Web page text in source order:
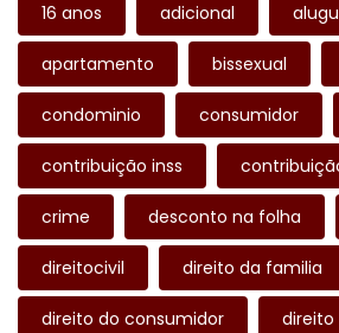
16 anos adicional
apartamento bissexual
condominio consumidor
contribuição inss
crime desconto na folha
direitocivil direito da familia
direito do consumidor direito